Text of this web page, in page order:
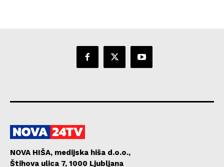
NOVA HIŠA, medijska hiša d.o.o.,
Štihova ulica 7, 1000 Ljubljana